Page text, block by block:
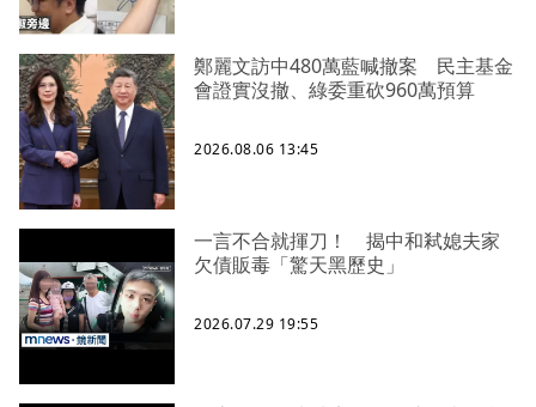
鄭麗文訪中480萬藍喊撤案 民主基金
會證實沒撤、綠委重砍960萬預算
2026.08.06 13:45
一言不合就揮刀！ 揭中和弒媳夫家
欠債販毒「驚天黑歷史」
2026.07.29 19:55